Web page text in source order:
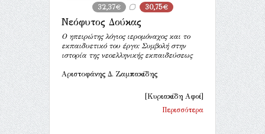
32,37€ 30,75€
Νεόφυτος Δούκας
Ο ηπειρώτης λόγιος ιερομόναχος και το
εκπαιδυετικό του έργο: Συμβολή στην
ιστορία της νεοελληνικής εκπαιδεύσεως
Αριστοφάνης Δ. Ζαμπακίδης
[Κυριακίδη Αφοί]
Περισσότερα